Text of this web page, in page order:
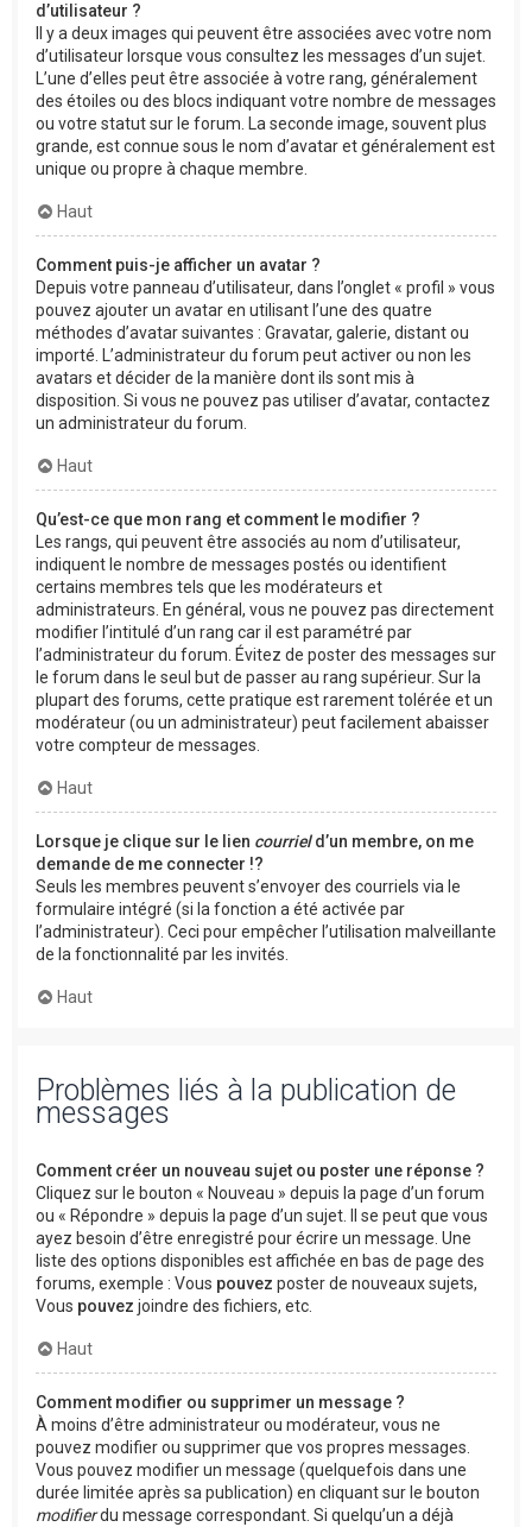
d’utilisateur ?
Il y a deux images qui peuvent être associées avec votre nom
d’utilisateur lorsque vous consultez les messages d’un sujet.
L’une d’elles peut être associée à votre rang, généralement
des étoiles ou des blocs indiquant votre nombre de messages
ou votre statut sur le forum. La seconde image, souvent plus
grande, est connue sous le nom d’avatar et généralement est
unique ou propre à chaque membre.
Haut
Comment puis-je afficher un avatar ?
Depuis votre panneau d’utilisateur, dans l’onglet « profil » vous
pouvez ajouter un avatar en utilisant l’une des quatre
méthodes d’avatar suivantes : Gravatar, galerie, distant ou
importé. L’administrateur du forum peut activer ou non les
avatars et décider de la manière dont ils sont mis à
disposition. Si vous ne pouvez pas utiliser d’avatar, contactez
un administrateur du forum.
Haut
Qu’est-ce que mon rang et comment le modifier ?
Les rangs, qui peuvent être associés au nom d’utilisateur,
indiquent le nombre de messages postés ou identifient
certains membres tels que les modérateurs et
administrateurs. En général, vous ne pouvez pas directement
modifier l’intitulé d’un rang car il est paramétré par
l’administrateur du forum. Évitez de poster des messages sur
le forum dans le seul but de passer au rang supérieur. Sur la
plupart des forums, cette pratique est rarement tolérée et un
modérateur (ou un administrateur) peut facilement abaisser
votre compteur de messages.
Haut
Lorsque je clique sur le lien courrield’un membre, on me
demande de me connecter !?
Seuls les membres peuvent s’envoyer des courriels via le
formulaire intégré (si la fonction a été activée par
l’administrateur). Ceci pour empêcher l’utilisation malveillante
de la fonctionnalité par les invités.
Haut
Problèmes liés à la publication de
messages
Comment créer un nouveau sujet ou poster une réponse ?
Cliquez sur le bouton « Nouveau » depuis la page d’un forum
ou « Répondre » depuis la page d’un sujet. Il se peut que vous
ayez besoin d’être enregistré pour écrire un message. Une
liste des options disponibles est affichée en bas de page des
forums, exemple : Vous pouvez poster de nouveaux sujets,
Vous pouvez joindre des fichiers, etc.
Haut
Comment modifier ou supprimer un message ?
À moins d’être administrateur ou modérateur, vous ne
pouvez modifier ou supprimer que vos propres messages.
Vous pouvez modifier un message (quelquefois dans une
durée limitée après sa publication) en cliquant sur le bouton
modifierdu message correspondant. Si quelqu’un a déjà